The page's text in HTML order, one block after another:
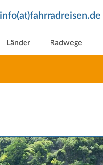
info(at)fahrradreisen.de
Länder Radwege